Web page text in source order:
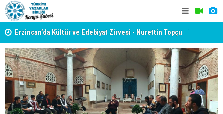
Erzincan’da Kültür ve Edebiyat Zirvesi - Nurettin Topçu
Sokağı Açılışı